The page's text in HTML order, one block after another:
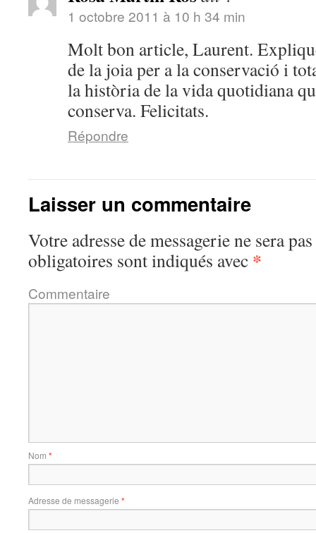
1 octobre 2011 à 10 h 34 min
Molt bon article, Laurent.
de la joia per a la conservació i
la història de la vida quotidiana
conserva. Felicitats.
Répondre
Laisser un commentaire
Votre adresse de messagerie ne sera
obligatoires sont indiqués avec *
Commentaire
Nom *
Adresse de messagerie *